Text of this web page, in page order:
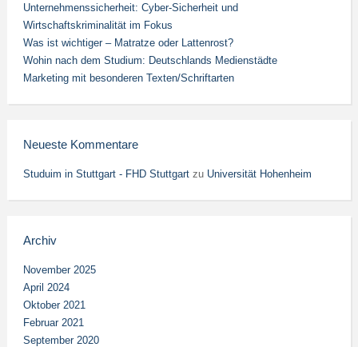
Unternehmenssicherheit: Cyber-Sicherheit und
Wirtschaftskriminalität im Fokus
Was ist wichtiger – Matratze oder Lattenrost?
Wohin nach dem Studium: Deutschlands Medienstädte
Marketing mit besonderen Texten/Schriftarten
Neueste Kommentare
Studuim in Stuttgart - FHD Stuttgartzu Universität Hohenheim
Archiv
November 2025
April 2024
Oktober 2021
Februar 2021
September 2020